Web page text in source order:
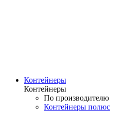
Контейнеры
Контейнеры
По производителю
Контейнеры полюс